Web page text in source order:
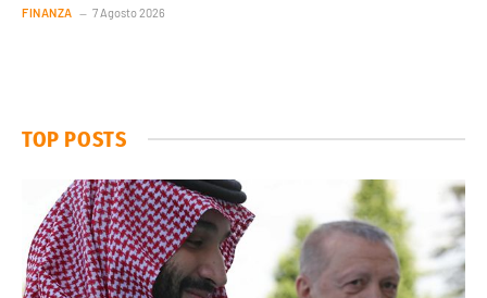
FINANZA 7 Agosto 2026
TOP POSTS